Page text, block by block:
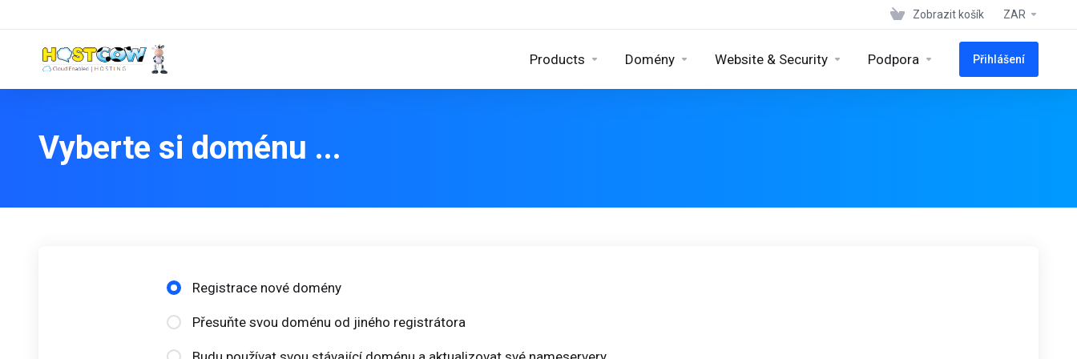
Zobrazit košík ZAR
Products Domény Website & Security Podpora Přihlášení
Vyberte si doménu ...
Registrace nové domény
Přesuňte svou doménu od jiného registrátora